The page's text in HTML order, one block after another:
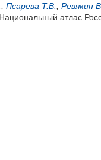
Псарева Т.В. Ревякин
атлас